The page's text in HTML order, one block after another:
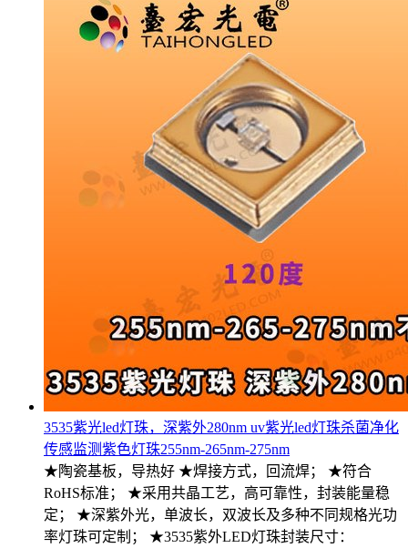
3535紫光led灯珠，深紫外280nm uv紫光led灯珠杀菌净化
传感监测紫色灯珠255nm-265nm-275nm
★陶瓷基板，导热好 ★焊接方式，回流焊； ★符合
RoHS标准； ★采用共晶工艺，高可靠性，封装能量稳
定； ★深紫外光，单波长，双波长及多种不同规格光功
率灯珠可定制； ★3535紫外LED灯珠封装尺寸：